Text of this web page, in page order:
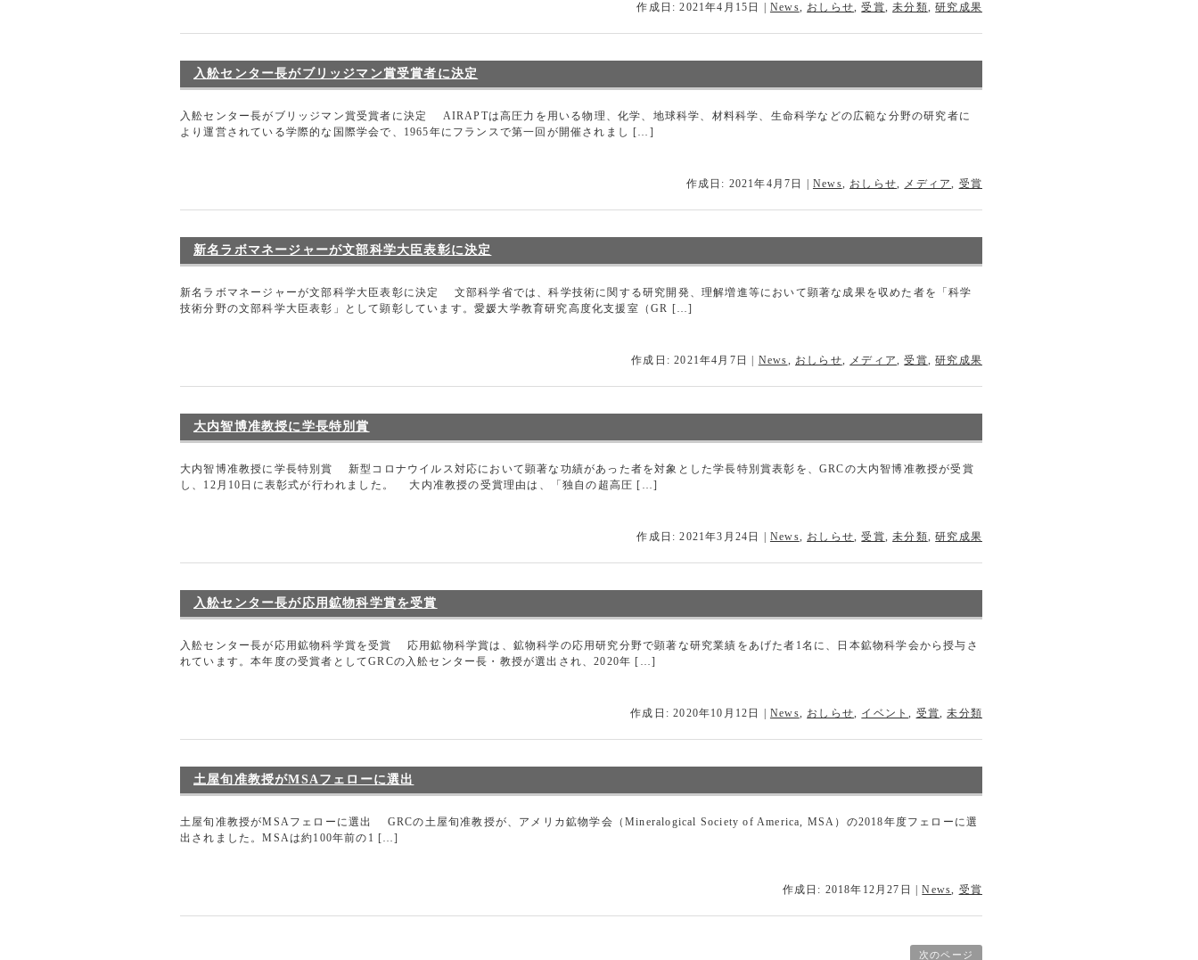
作成日: 2021年4月15日 News, おしらせ,受賞,未分類,研究成果
入舩センター長がブリッジマン賞受賞者に決定
入舩センター長がブリッジマン賞受賞者に決定 AIRAPTは高圧力を用いる物理、化学、地球科学、材料科学、生命科学などの広範な分野の研究者に
より運営されている学際的な国際学会で、1965年にフランスで第一回が開催されまし […]
作成日: 2021年4月7日 News, おしらせ, メディア, 受賞
新名ラボマネージャーが文部科学大臣表彰に決定
新名ラボマネージャーが文部科学大臣表彰に決定 文部科学省では、科学技術に関する研究開発、理解増進等において顕著な成果を収めた者を「科学
技術分野の文部科学大臣表彰」として顕彰しています。愛媛大学教育研究高度化支援室（GR […]
作成日: 2021年4月7日 News, おしらせ, メディア,受賞,研究成果
大内智博准教授に学長特別賞
大内智博准教授に学長特別賞 新型コロナウイルス対応において顕著な功績があった者を対象とした学長特別賞表彰を、GRCの大内智博准教授が受賞
し、12月10日に表彰式が行われました。 大内准教授の受賞理由は、「独自の超高圧 […]
作成日: 2021年3月24日 News, おしらせ,受賞,未分類,研究成果
入舩センター長が応用鉱物科学賞を受賞
入舩センター長が応用鉱物科学賞を受賞 応用鉱物科学賞は、鉱物科学の応用研究分野で顕著な研究業績をあげた者1名に、日本鉱物科学会から授与さ
れています。本年度の受賞者としてGRCの入舩センター長・教授が選出され、2020年 […]
作成日: 2020年10月12日 News, おしらせ, イベント, 受賞,未分類
土屋旬准教授がMSAフェローに選出
土屋旬准教授がMSAフェローに選出 GRCの土屋旬准教授が、アメリカ鉱物学会（Mineralogical Society of America, MSA）の2018年度フェローに選
出されました。MSAは約100年前の1 […]
作成日: 2018年12月27日 |News, 受賞
次のページ